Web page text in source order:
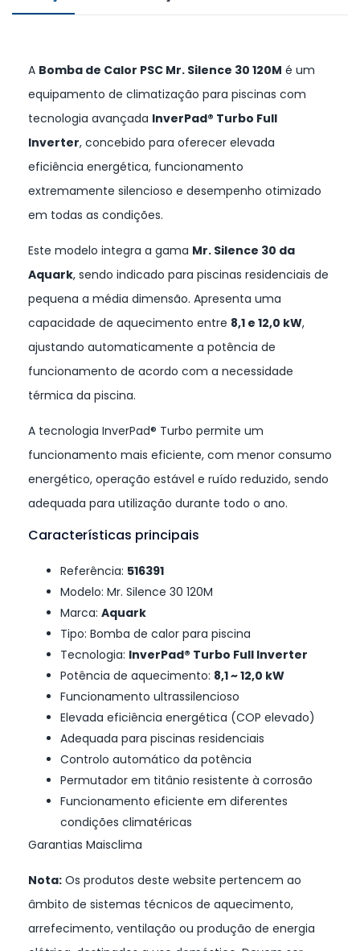
A Bomba de Calor PSC Mr. Silence 30 120M é um
equipamento de climatização para piscinas com
tecnologia avançada InverPad® Turbo Full
Inverter, concebido para oferecer elevada
eficiência energética, funcionamento
extremamente silencioso e desempenho otimizado
em todas as condições.
Este modelo integra a gama Mr. Silence 30 da
Aquark, sendo indicado para piscinas residenciais de
pequena a média dimensão. Apresenta uma
capacidade de aquecimento entre 8,1 e 12,0 kW,
ajustando automaticamente a potência de
funcionamento de acordo com a necessidade
térmica da piscina.
A tecnologia InverPad® Turbo permite um
funcionamento mais eficiente, com menor consumo
energético, operação estável e ruído reduzido, sendo
adequada para utilização durante todo o ano.
Características principais
Referência: 516391
Modelo: Mr. Silence 30 120M
Marca: Aquark
Tipo: Bomba de calor para piscina
Tecnologia: InverPad® Turbo Full Inverter
Potência de aquecimento: 8,1 ~ 12,0 kW
Funcionamento ultrassilencioso
Elevada eficiência energética (COP elevado)
Adequada para piscinas residenciais
Controlo automático da potência
Permutador em titânio resistente à corrosão
Funcionamento eficiente em diferentes
condições climatéricas
Garantias Maisclima
Nota: Os produtos deste website pertencem ao
âmbito de sistemas técnicos de aquecimento,
arrefecimento, ventilação ou produção de energia